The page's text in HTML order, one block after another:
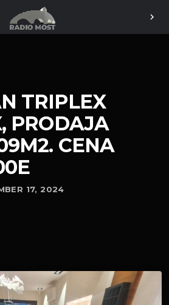
chevron_right
TRIPLEX
PRODAJA
CENA
17, 2024